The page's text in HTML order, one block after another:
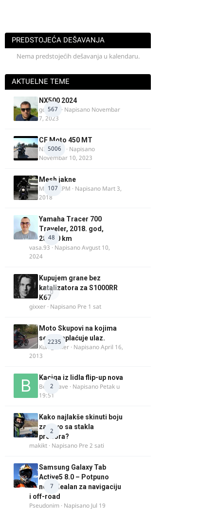
PREDSTOJEĆA DEŠAVANJA
Nema predstojećih dešavanja u kalendaru.
AKTUELNE TEME
567
NX500 2024
godovic · Napisano Novembar
7, 2023
5006
CF Moto 450 MT
NIKOLA 1
· Napisano
Novembar 10, 2023
107
Mesh jakne
MostarRPM · Napisano Mart 3,
2018
48
Yamaha Tracer 700
Traveler, 2018. god,
28.100 km
vasa.93 · NapisanoAvgust 10,
2024
0
Kupujem grane bez
katalizatora za S1000RR
K67
gixxer · Napisano Pre 1 sat
2235
Moto Skupovi na kojima
se ne naplaćuje ulaz.
Kum_Mixer · NapisanoApril 16,
2013
2
Kaciga iz lidla flip-up nova
Bor-i-slave · Napisano Petak u
19:51
2
Kako najlakše skinuti boju
za drvo sa stakla
prozora?
makikt · Napisano Pre 2 sati
7
Samsung Galaxy Tab
Active5 8.0 – Potpuno
nov, idealan za navigaciju
i off-road
Pseudonim · Napisano Jul 19